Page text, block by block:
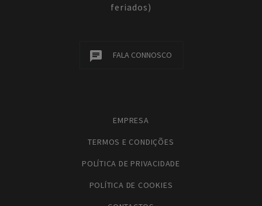
feriados)
FALA CONNOSCO
EMPRESA
TERMOS E CONDIÇÕES
POLÍTICA DE PRIVACIDADE
POLÍTICA DE COOKIES